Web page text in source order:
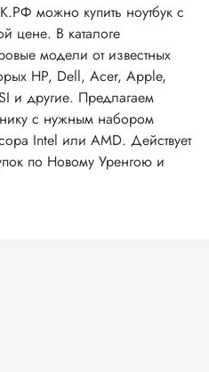
можно купить ноутбук с
цене. В каталоге
модели от известных
HP, Dell, Acer, Apple,
и другие. Предлагаем
с нужным набором
Intel или AMD. Действует
по Новому Уренгою и